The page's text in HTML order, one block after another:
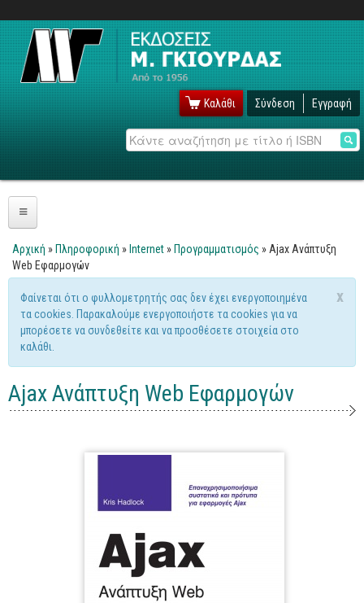
Καλάθι Σύνδεση Εγγραφή
Αναζήτηση
Πληροφορική
Λειτουργικά
Windows
Linux
Unix
Microsoft Office
Είστε εδώ
Αρχική » Πληροφορική » Internet » Προγραμματισμός » Ajax Ανάπτυξη
Web Εφαρμογών
x
Μήνυμα προειδοποίησης
Φαίνεται ότι ο φυλλομετρητής σας δεν έχει ενεργοποιημένα
τα cookies. Παρακαλούμε ενεργοποιήστε τα cookies για να
μπορέσετε να συνδεθείτε και να προσθέσετε στοιχεία στο
καλάθι.
Ajax Ανάπτυξη Web Εφαρμογών